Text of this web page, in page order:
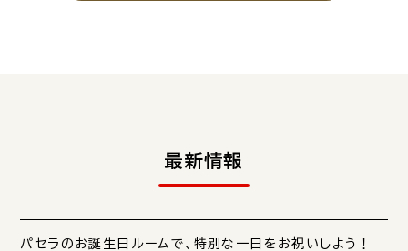
最新情報
パセラのお誕生日ルームで、特別な一日をお祝いしよう！